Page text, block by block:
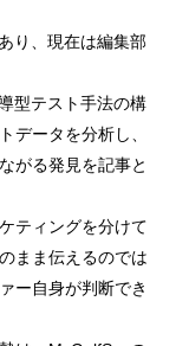
り、現在は編集部
型テスト手法の構
データを分析し、
がる発見を記事と
ティングを分けて
まま伝えるのでは
ー自身が判断でき